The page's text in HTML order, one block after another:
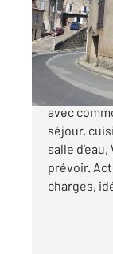
Maison
60
A 10 km
avec
séjour,
salle d'eau,
prévoir.
charges,